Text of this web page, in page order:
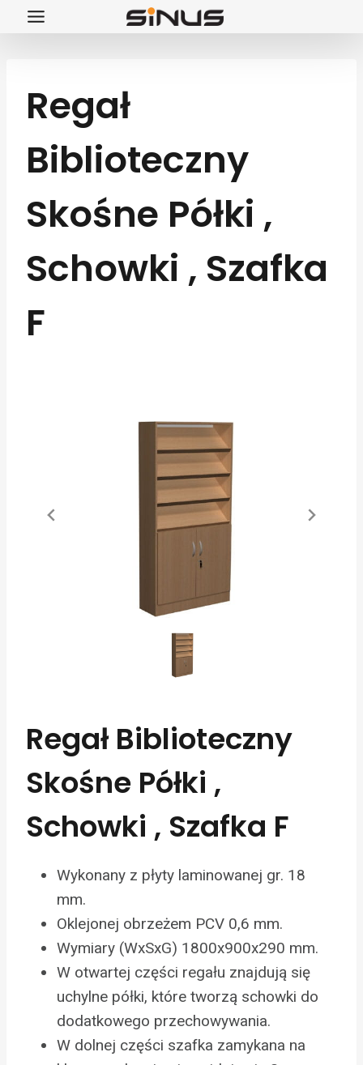
Przejdź
Regał
Biblioteczny
Skośne Półki ,
Schowki , Szafka
F
Regał Biblioteczny
Skośne Półki ,
Schowki , Szafka F
Wykonany z płyty laminowanej gr. 18
mm.
Oklejonej obrzeżem PCV 0,6 mm.
Wymiary (WxSxG) 1800x900x290 mm.
W otwartej części regału znajdują się
uchylne półki, które tworzą schowki do
dodatkowego przechowywania.
W dolnej części szafka zamykana na